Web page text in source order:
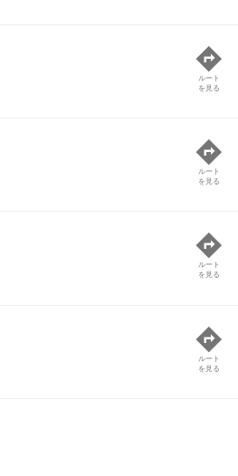
ルート
を見る
ルート
を見る
ルート
を見る
ルート
を見る